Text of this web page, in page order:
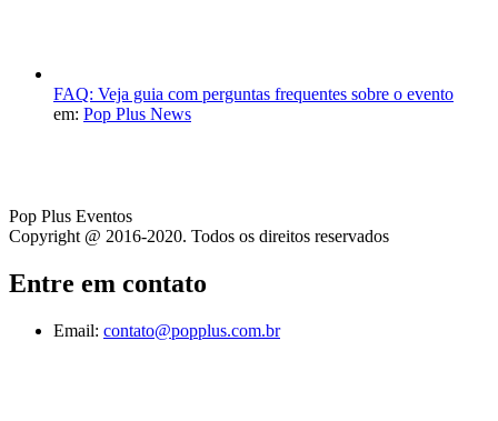
FAQ: Veja guia com perguntas frequentes sobre o evento
em: Pop Plus News
Pop Plus Eventos
Copyright @ 2016-2020. Todos os direitos reservados
Entre em contato
Email: contato@popplus.com.br